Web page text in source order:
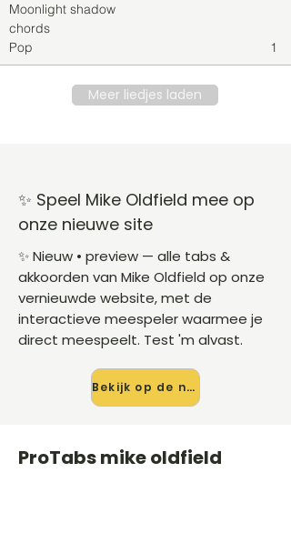
Moonlight shadow
chords
Pop
1
Meer liedjes laden
✨ Speel Mike Oldfield mee op
onze nieuwe site
✨ Nieuw • preview — alle tabs &
akkoorden van Mike Oldfield op onze
vernieuwde website, met de
interactieve meespeler waarmee je
direct meespeelt. Test 'm alvast.
Bekijk op de nieuwe site →
ProTabs mike oldfield